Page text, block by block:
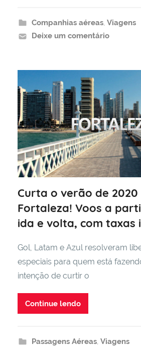
Companhias aéreas, Viagens
Deixe um comentário
Curta o verão de 2020
Fortaleza! Voos a
ida e volta, com taxas
Gol, Latam e Azul resolveram
especiais para quem está
intenção de curtir o
Continue lendo
Passagens Aéreas, Viagens